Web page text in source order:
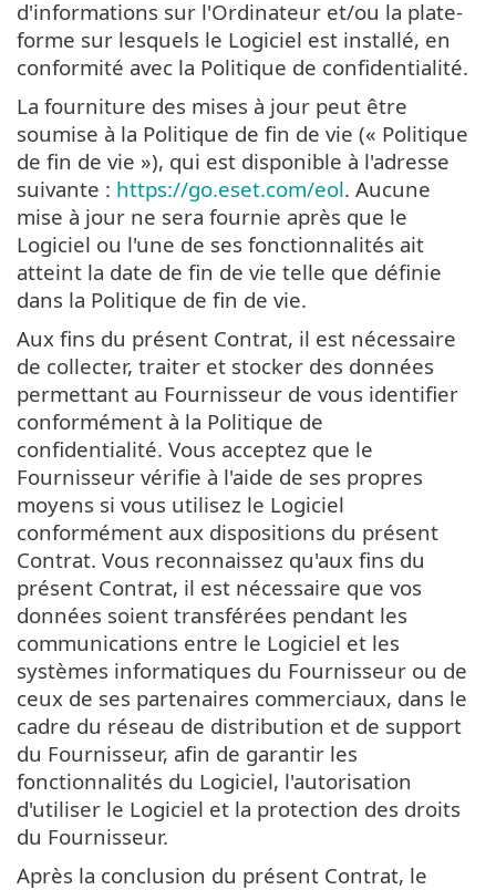
d'informations sur l'Ordinateur et/ou la plate-
forme sur lesquels le Logiciel est installé, en
conformité avec la Politique de confidentialité.
La fourniture des mises à jour peut être
soumise à la Politique de fin de vie (« Politique
de fin de vie »), qui est disponible à l'adresse
suivante : https://go.eset.com/eol. Aucune
mise à jour ne sera fournie après que le
Logiciel ou l'une de ses fonctionnalités ait
atteint la date de fin de vie telle que définie
dans la Politique de fin de vie.
Aux fins du présent Contrat, il est nécessaire
de collecter, traiter et stocker des données
permettant au Fournisseur de vous identifier
conformément à la Politique de
confidentialité. Vous acceptez que le
Fournisseur vérifie à l'aide de ses propres
moyens si vous utilisez le Logiciel
conformément aux dispositions du présent
Contrat. Vous reconnaissez qu'aux fins du
présent Contrat, il est nécessaire que vos
données soient transférées pendant les
communications entre le Logiciel et les
systèmes informatiques du Fournisseur ou de
ceux de ses partenaires commerciaux, dans le
cadre du réseau de distribution et de support
du Fournisseur, afin de garantir les
fonctionnalités du Logiciel, l'autorisation
d'utiliser le Logiciel et la protection des droits
du Fournisseur.
Après la conclusion du présent Contrat, le